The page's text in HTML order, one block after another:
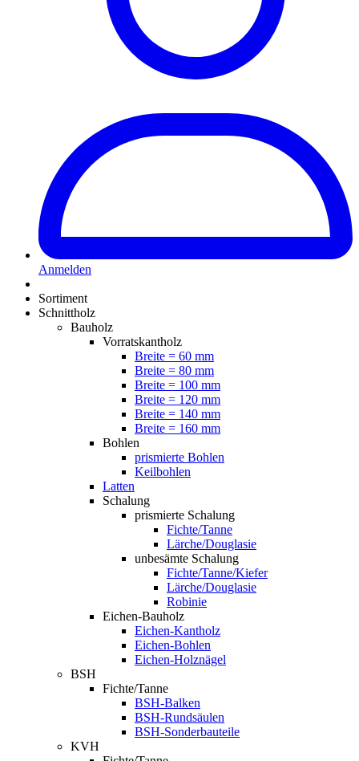
Anmelden
Sortiment
Schnittholz
Bauholz
Vorratskantholz
Breite = 60 mm
Breite = 80 mm
Breite = 100 mm
Breite = 120 mm
Breite = 140 mm
Breite = 160 mm
Bohlen
prismierte Bohlen
Keilbohlen
Latten
Schalung
prismierte Schalung
Fichte/Tanne
Lärche/Douglasie
unbesämte Schalung
Fichte/Tanne/Kiefer
Lärche/Douglasie
Robinie
Eichen-Bauholz
Eichen-Kantholz
Eichen-Bohlen
Eichen-Holznägel
BSH
Fichte/Tanne
BSH-Balken
BSH-Rundsäulen
BSH-Sonderbauteile
KVH